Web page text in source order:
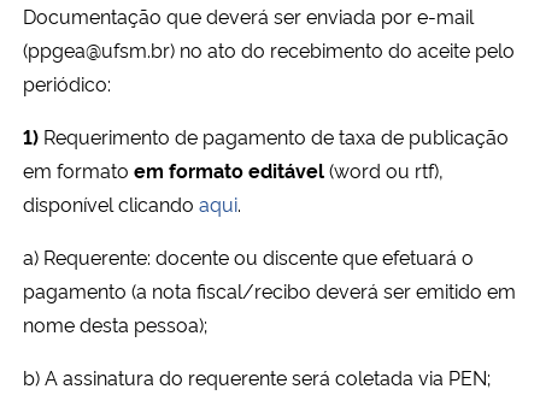
Ministério do Desenvolvimento Regional
Controladoria-Geral da União
Ministério da Mulher, da Família e dos Direitos Humanos
Secretaria-Geral
Secretaria de Governo
Gabinete de Segurança Institucional
Documentação que deverá ser enviada por e-mail
(ppgea@ufsm.br) no ato do recebimento do aceite pelo
periódico:
1) Requerimento de pagamento de taxa de publicação
em formato em formato editável(word ou rtf),
disponível clicando aqui.
a) Requerente: docente ou discente que efetuará o
pagamento (a nota fiscal/recibo deverá ser emitido em
nome desta pessoa);
b) A assinatura do requerente será coletada via PEN;